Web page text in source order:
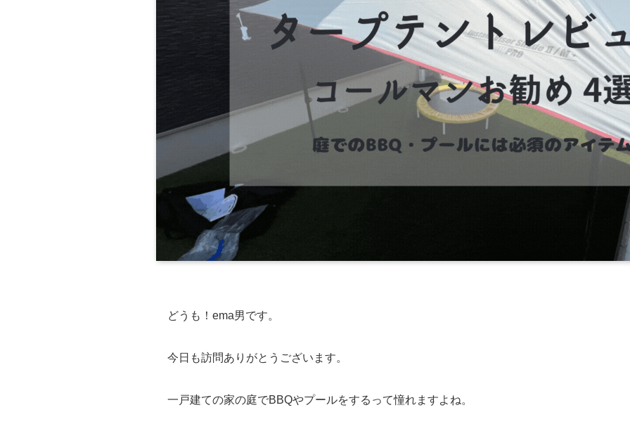
どうも！ema男です。
今日も訪問ありがとうございます。
一戸建ての家の庭でBBQやプールをするって憧れますよね。